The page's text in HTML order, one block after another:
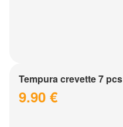
Tempura crevette 7 pcs
9.90 €